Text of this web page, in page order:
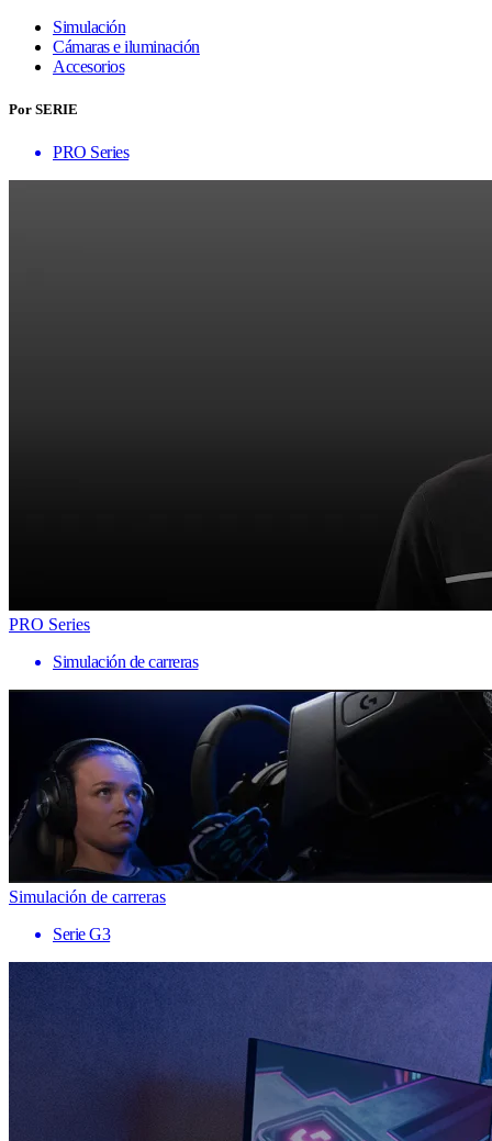
Simulación
Cámaras e iluminación
Accesorios
Por SERIE
PRO Series
PRO Series
Simulación de carreras
Simulación de carreras
Serie G3